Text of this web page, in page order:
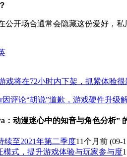
公开场合通常会隐藏这份爱好，
戏将在72小时内下架，抓紧体验
因评论“胡说”道歉，游戏硬件升级
：动漫迷心中的知音与角色分析”
续至2021年第二季度11个月前 (09-
模式，提升游戏体验与玩家参与度